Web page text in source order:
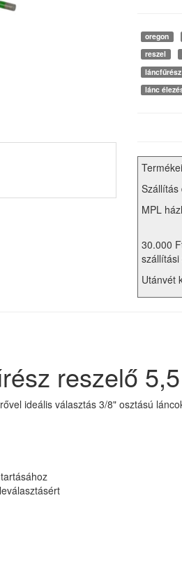
oregon
reszel
lánc
Szállítás
MPL
30.000
Utánvét
reszelő
ideális választás 3/8" osztású